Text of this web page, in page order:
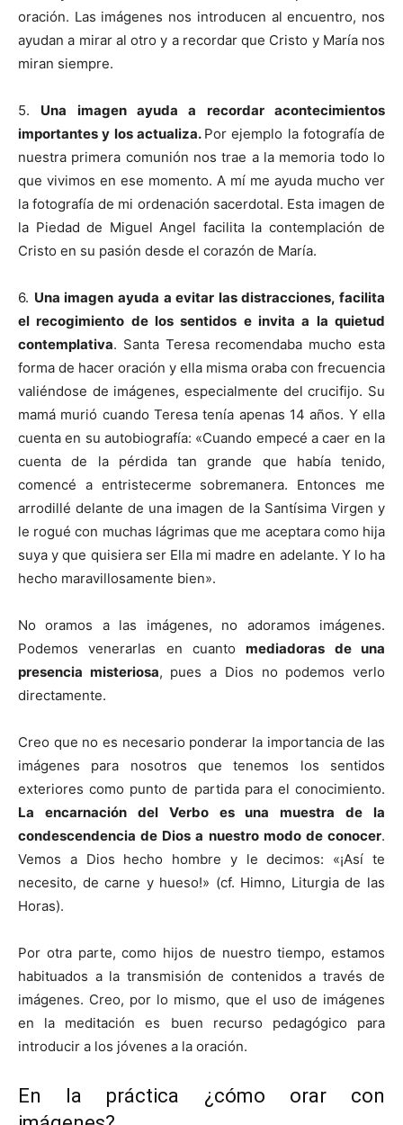
oración. Las imágenes nos introducen al encuentro, nos
ayudan a mirar al otro y a recordar que Cristo y María nos
miran siempre.
5. Una imagen ayuda a recordar acontecimientos
importantes y los actualiza. Por ejemplo la fotografía de
nuestra primera comunión nos trae a la memoria todo lo
que vivimos en ese momento. A mí me ayuda mucho ver
la fotografía de mi ordenación sacerdotal. Esta imagen de
la Piedad de Miguel Angel facilita la contemplación de
Cristo en su pasión desde el corazón de María.
6. Una imagen ayuda a evitar las distracciones, facilita
el recogimiento de los sentidos e invita a la quietud
contemplativa. Santa Teresa recomendaba mucho esta
forma de hacer oración y ella misma oraba con frecuencia
valiéndose de imágenes, especialmente del crucifijo. Su
mamá murió cuando Teresa tenía apenas 14 años. Y ella
cuenta en su autobiografía: «Cuando empecé a caer en la
cuenta de la pérdida tan grande que había tenido,
comencé a entristecerme sobremanera. Entonces me
arrodillé delante de una imagen de la Santísima Virgen y
le rogué con muchas lágrimas que me aceptara como hija
suya y que quisiera ser Ella mi madre en adelante. Y lo ha
hecho maravillosamente bien».
No oramos a las imágenes, no adoramos imágenes.
Podemos venerarlas en cuantomediadoras de una
presencia misteriosa, pues a Dios no podemos verlo
directamente.
Creo que no es necesario ponderar la importancia de las
imágenes para nosotros que tenemos los sentidos
exteriores como punto de partida para el conocimiento.
La encarnación del Verbo es una muestra de la
condescendencia de Dios a nuestro modo de conocer.
Vemos a Dios hecho hombre y le decimos: «¡Así te
necesito, de carne y hueso!» (cf. Himno, Liturgia de las
Horas).
Por otra parte, como hijos de nuestro tiempo, estamos
habituados a la transmisión de contenidos a través de
imágenes. Creo, por lo mismo, que el uso de imágenes
en la meditación es buen recurso pedagógico para
introducir a los jóvenes a la oración.
En la práctica ¿cómo orar con